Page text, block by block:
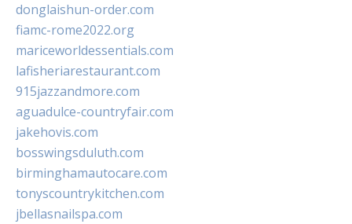
donglaishun-order.com
fiamc-rome2022.org
mariceworldessentials.com
lafisheriarestaurant.com
915jazzandmore.com
aguadulce-countryfair.com
jakehovis.com
bosswingsduluth.com
birminghamautocare.com
tonyscountrykitchen.com
jbellasnailspa.com